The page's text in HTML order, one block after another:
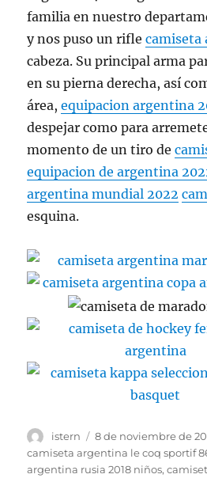
familia en nuestro
y nos puso un riflecamiseta
cabeza. Su principal arma
en su pierna derecha, así
área,equipacion argentina
despejar como para
momento de un tiro de
equipacion de argentina
argentina mundial 2022
esquina.
Autor
istern
Publicado
el
8 de noviembre de
camiseta argentina le coq sportif
argentina rusia 2018 niños,